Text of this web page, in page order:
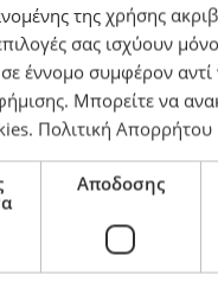
οι
της χρήσης
σας ισχύουν
έννομο συμφέρον αντί
. Μπορείτε να
. Πολιτική Απορρήτου
Αποδοσης